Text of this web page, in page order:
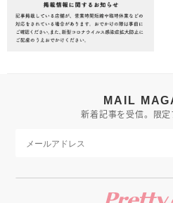
MAIL
新着記事を受信。限